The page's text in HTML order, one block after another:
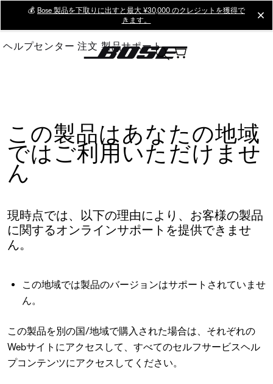
Main
💰 Bose 製品を下取りに出すと最大 ¥30,000 のクレジットを獲得で
きます。
ヘルプセンター 注文 製品サポート
この製品はあなたの地域
ではご利用いただけませ
ん
現時点では、以下の理由により、お客様の製品
に関するオンラインサポートを提供できませ
ん。
この地域では製品のバージョンはサポートされていませ
ん。
この製品を別の国/地域で購入された場合は、それぞれの
Webサイトにアクセスして、すべてのセルフサービスヘル
プコンテンツにアクセスしてください。